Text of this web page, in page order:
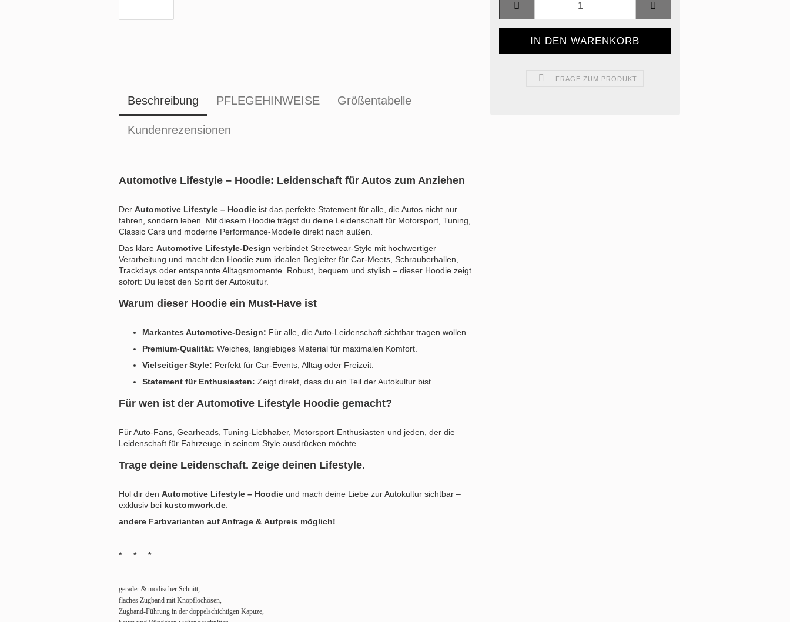
FRAGE ZUM PRODUKT
Beschreibung PFLEGEHINWEISE Größentabelle
Kundenrezensionen
Automotive Lifestyle – Hoodie: Leidenschaft für Autos zum Anziehen
Der Automotive Lifestyle – Hoodie ist das perfekte Statement für alle, die Autos nicht nur
fahren, sondern leben. Mit diesem Hoodie trägst du deine Leidenschaft für Motorsport, Tuning,
Classic Cars und moderne Performance-Modelle direkt nach außen.
Das klare Automotive Lifestyle-Design verbindet Streetwear-Style mit hochwertiger
Verarbeitung und macht den Hoodie zum idealen Begleiter für Car-Meets, Schrauberhallen,
Trackdays oder entspannte Alltagsmomente. Robust, bequem und stylish – dieser Hoodie zeigt
sofort: Du lebst den Spirit der Autokultur.
Warum dieser Hoodie ein Must-Have ist
Markantes Automotive-Design: Für alle, die Auto-Leidenschaft sichtbar tragen wollen.
Premium-Qualität: Weiches, langlebiges Material für maximalen Komfort.
Vielseitiger Style: Perfekt für Car-Events, Alltag oder Freizeit.
Statement für Enthusiasten: Zeigt direkt, dass du ein Teil der Autokultur bist.
Für wen ist der Automotive Lifestyle Hoodie gemacht?
Für Auto-Fans, Gearheads, Tuning-Liebhaber, Motorsport-Enthusiasten und jeden, der die
Leidenschaft für Fahrzeuge in seinem Style ausdrücken möchte.
Trage deine Leidenschaft. Zeige deinen Lifestyle.
Hol dir den Automotive Lifestyle – Hoodie und mach deine Liebe zur Autokultur sichtbar –
exklusiv bei kustomwork.de
andere Farbvarianten auf Anfrage & Aufpreis möglich!
* * *
gerader & modischer Schnitt,
flaches Zugband mit Knopflochösen,
Zugband-Führung in der doppelschichtigen Kapuze,